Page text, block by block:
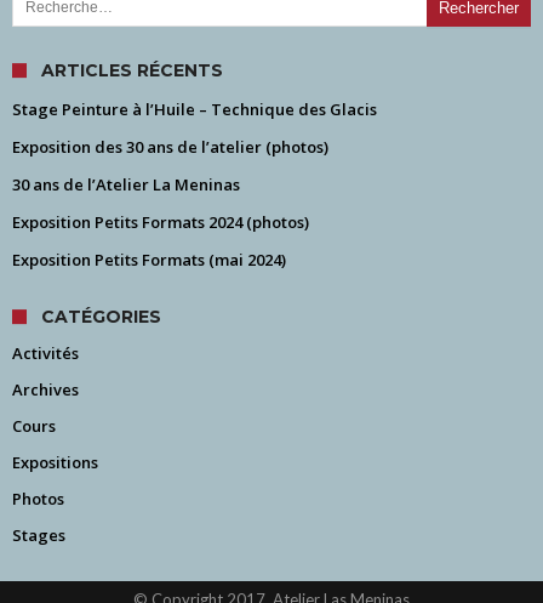
ARTICLES RÉCENTS
Stage Peinture à l’Huile – Technique des Glacis
Exposition des 30 ans de l’atelier (photos)
30 ans de l’Atelier La Meninas
Exposition Petits Formats 2024 (photos)
Exposition Petits Formats (mai 2024)
CATÉGORIES
Activités
Archives
Cours
Expositions
Photos
Stages